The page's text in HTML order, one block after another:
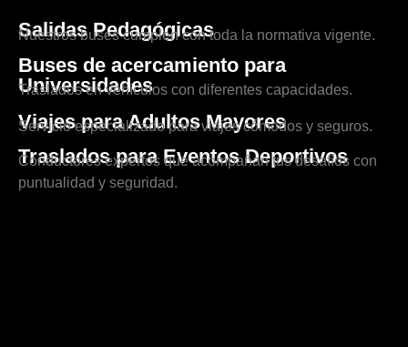
Salidas Pedagógicas
Nuestros buses cumplen con toda la normativa vigente.
Buses de acercamiento para
Universidades
Traslados en vehículos con diferentes capacidades.
Viajes para Adultos Mayores
Servicio especializado para viajes cómodos y seguros.
Traslados para Eventos Deportivos
Conductores expertos que acompañan tus desafíos con
puntualidad y seguridad.